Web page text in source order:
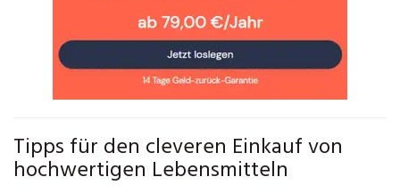
Tipps für den cleveren Einkauf von
hochwertigen Lebensmitteln